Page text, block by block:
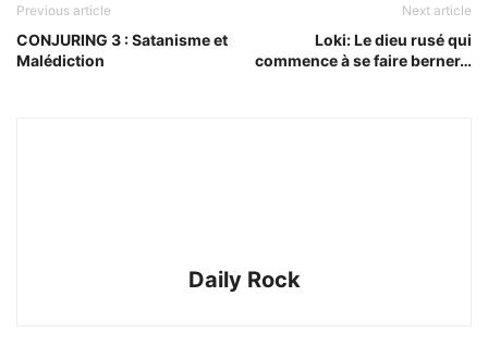
Previous article
CONJURING 3 : Satanisme et
Malédiction
Next article
Loki: Le dieu rusé qui
commence à se faire berner…
Daily Rock